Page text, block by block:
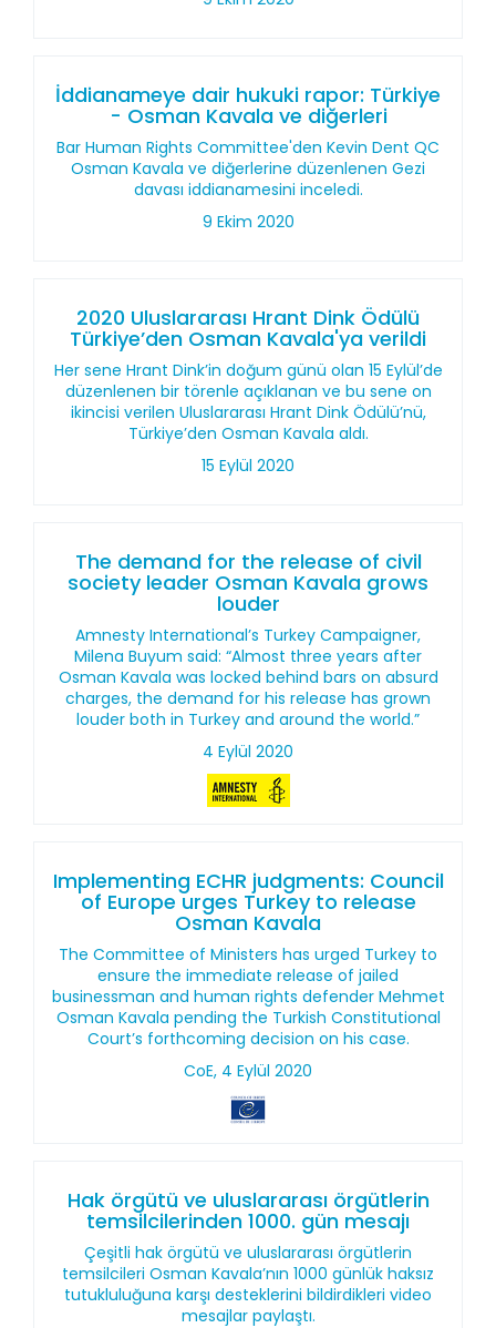
İddianameye dair hukuki rapor: Türkiye
- Osman Kavala ve diğerleri
Bar Human Rights Committee'den Kevin Dent QC
Osman Kavala ve diğerlerine düzenlenen Gezi
davası iddianamesini inceledi.
9 Ekim 2020
2020 Uluslararası Hrant Dink Ödülü
Türkiye’den Osman Kavala'ya verildi
Her sene Hrant Dink’in doğum günü olan 15 Eylül’de
düzenlenen bir törenle açıklanan ve bu sene on
ikincisi verilen Uluslararası Hrant Dink Ödülü’nü,
Türkiye’den Osman Kavala aldı.
15 Eylül 2020
The demand for the release of civil
society leader Osman Kavala grows
louder
Amnesty International’s Turkey Campaigner,
Milena Buyum said: “Almost three years after
Osman Kavala was locked behind bars on absurd
charges, the demand for his release has grown
louder both in Turkey and around the world.”
4 Eylül 2020
Implementing ECHR judgments: Council
of Europe urges Turkey to release
Osman Kavala
The Committee of Ministers has urged Turkey to
ensure the immediate release of jailed
businessman and human rights defender Mehmet
Osman Kavala pending the Turkish Constitutional
Court’s forthcoming decision on his case.
CoE, 4 Eylül 2020
Hak örgütü ve uluslararası örgütlerin
temsilcilerinden 1000. gün mesajı
Çeşitli hak örgütü ve uluslararası örgütlerin
temsilcileri Osman Kavala’nın 1000 günlük haksız
tutukluluğuna karşı desteklerini bildirdikleri video
mesajlar paylaştı.